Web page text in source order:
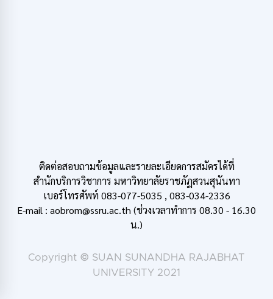
ติดต่อสอบถามข้อมูลและรายละเอียดการสมัครได้ที่
สำนักบริการวิชาการ มหาวิทยาลัยราชภัฏสวนสุนันทา
เบอร์โทรศัพท์ 083-077-5035 , 083-034-2336
E-mail : aobrom@ssru.ac.th (ช่วงเวลาทำการ 08.30 - 16.30
น.)
Copyright © SUAN SUNANDHA RAJABHAT
UNIVERSITY 2021